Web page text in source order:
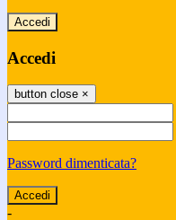
Accedi
Accedi
button close ×
Password dimenticata?
-